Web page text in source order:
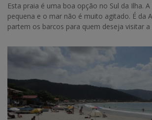
Esta praia é uma boa opção no Sul da Ilha.
pequena e o mar não é muito agitado. É da
partem os barcos para quem deseja visitar a